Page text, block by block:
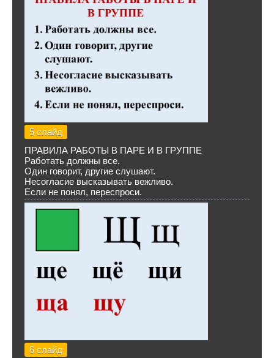
5 слайд
ПРАВИЛА РАБОТЫ В ПАРЕ И В ГРУППЕ
Работать должны все.
Один говорит, другие слушают.
Несогласие высказывать вежливо.
Если не понял, переспроси.
6 слайд